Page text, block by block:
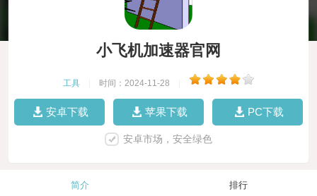
小飞机加速器官网
工具 时间：2024-11-28
安卓下载 苹果下载 PC下载
安卓市场，安全绿色
简介 排行